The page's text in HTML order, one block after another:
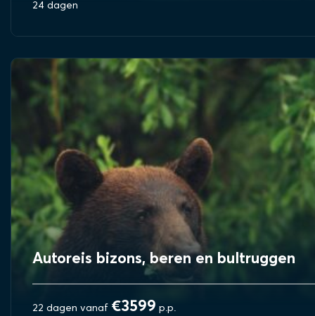
24 dagen
BEKIJK REIS
Autoreis bizons, beren en bultruggen
22 dagen vanaf €3599 p.p.